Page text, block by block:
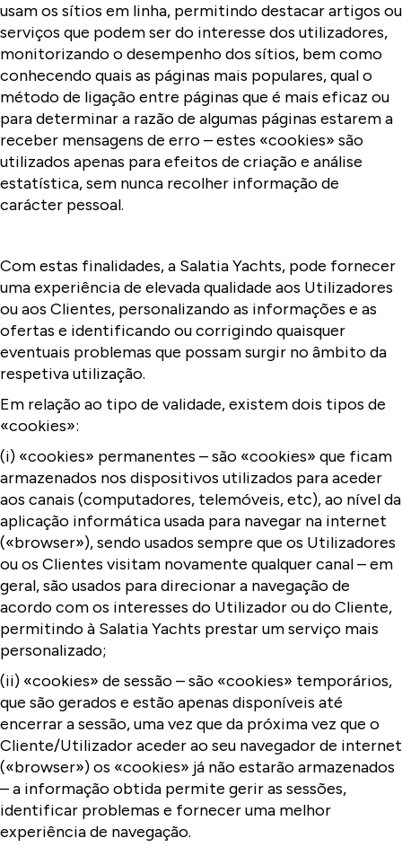
usam os sítios em linha, permitindo destacar artigos ou
serviços que podem ser do interesse dos utilizadores,
monitorizando o desempenho dos sítios, bem como
conhecendo quais as páginas mais populares, qual o
método de ligação entre páginas que é mais eficaz ou
para determinar a razão de algumas páginas estarem a
receber mensagens de erro – estes «cookies» são
utilizados apenas para efeitos de criação e análise
estatística, sem nunca recolher informação de
carácter pessoal.
Com estas finalidades, a Salatia Yachts, pode fornecer
uma experiência de elevada qualidade aos Utilizadores
ou aos Clientes, personalizando as informações e as
ofertas e identificando ou corrigindo quaisquer
eventuais problemas que possam surgir no âmbito da
respetiva utilização.
Em relação ao tipo de validade, existem dois tipos de
«cookies»:
(i) «cookies» permanentes – são «cookies» que ficam
armazenados nos dispositivos utilizados para aceder
aos canais (computadores, telemóveis, etc), ao nível da
aplicação informática usada para navegar na internet
(«browser»), sendo usados sempre que os Utilizadores
ou os Clientes visitam novamente qualquer canal – em
geral, são usados para direcionar a navegação de
acordo com os interesses do Utilizador ou do Cliente,
permitindo à Salatia Yachts prestar um serviço mais
personalizado;
(ii) «cookies» de sessão – são «cookies» temporários,
que são gerados e estão apenas disponíveis até
encerrar a sessão, uma vez que da próxima vez que o
Cliente/Utilizador aceder ao seu navegador de internet
(«browser») os «cookies» já não estarão armazenados
– a informação obtida permite gerir as sessões,
identificar problemas e fornecer uma melhor
experiência de navegação.